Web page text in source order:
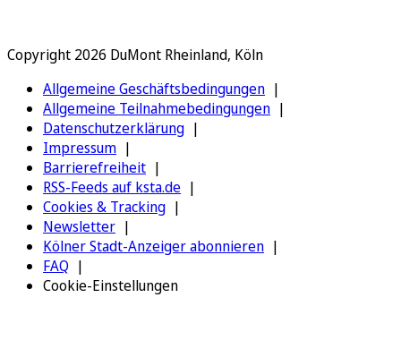
Copyright 2026 DuMont Rheinland, Köln
Allgemeine Geschäftsbedingungen
Allgemeine Teilnahmebedingungen
Datenschutzerklärung
Impressum
Barrierefreiheit
RSS-Feeds auf ksta.de
Cookies & Tracking
Newsletter
Kölner Stadt-Anzeiger abonnieren
FAQ
Cookie-Einstellungen